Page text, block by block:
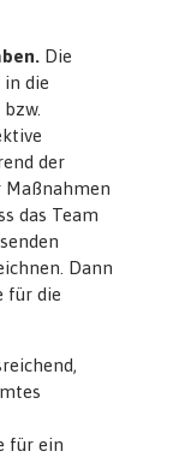
Die
die
der
das Team
Dann
für die
für ein